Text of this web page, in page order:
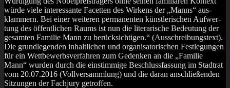
wür­de vie­le inter­es­san­te Facet­ten des Wir­kens der „Manns“ aus­
klam­mern. Bei einer wei­te­ren per­ma­nen­ten künst­le­ri­schen Auf­wer­
tung des öffent­li­chen Raums ist nun die lite­ra­ri­sche Bedeu­tung der
gesam­ten Fami­lie Mann zu berück­sich­ti­gen.“ (Aus­schrei­bungs­text).
Die grund­le­gen­den inhalt­li­chen und orga­ni­sa­to­ri­schen Fest­le­gun­gen
für ein Wett­be­werbs­ver­fah­ren zum Geden­ken an die „Fami­lie
Mann“ wur­den durch die ein­stim­mi­ge Beschluss­fas­sung im Stadt­rat
vom 20.07.2016 (Voll­ver­samm­lung) und die dar­an anschlie­ßen­den
Sit­zun­gen der Fach­ju­ry getroffen.